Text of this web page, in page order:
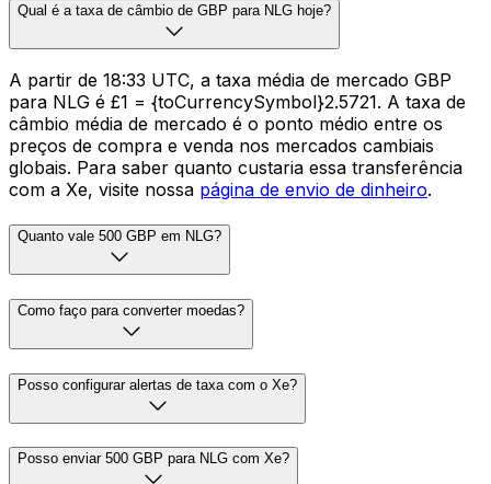
Qual é a taxa de câmbio de GBP para NLG hoje?
A partir de 18:33 UTC, a taxa média de mercado GBP
para NLG é £1 = {toCurrencySymbol}2.5721. A taxa de
câmbio média de mercado é o ponto médio entre os
preços de compra e venda nos mercados cambiais
globais. Para saber quanto custaria essa transferência
com a Xe, visite nossa página de envio de dinheiro.
Quanto vale 500 GBP em NLG?
Como faço para converter moedas?
Posso configurar alertas de taxa com o Xe?
Posso enviar 500 GBP para NLG com Xe?